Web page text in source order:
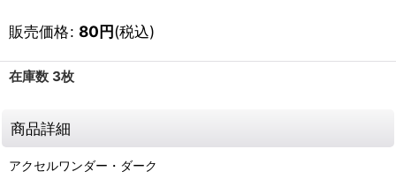
販売価格: 80円(税込)
在庫数 3枚
商品詳細
アクセルワンダー・ダーク